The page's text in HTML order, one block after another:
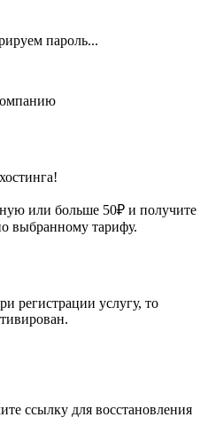
пароль...
или больше 50₽ и получите
выбранному тарифу.
регистрации услугу, то
ссылку для восстановления